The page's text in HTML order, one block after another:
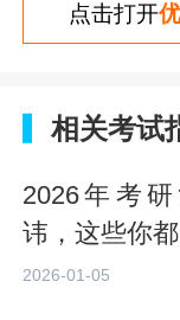
点击打开
相关考试
2026年考
讳，这些你
2026-01-05